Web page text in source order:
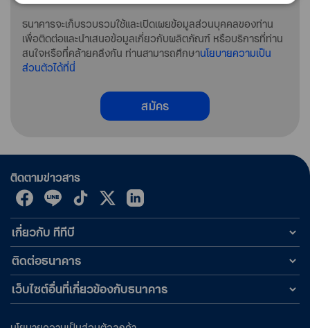
ธนาคารจะเก็บรวบรวมใช้และเปิดเผยข้อมูลส่วนบุคคลของท่าน
เพื่อติดต่อและนำเสนอข้อมูลเกี่ยวกับผลิตภัณฑ์ หรือบริการที่ท่าน
สนใจหรือที่คล้ายคลึงกัน ท่านสามารถศึกษานโยบายความเป็น
ส่วนตัวได้ที่นี่
สมัคร
ติดตามข่าวสาร
เกี่ยวกับ ทีทีบี
ติดต่อธนาคาร
เว็บไซต์อื่นที่เกี่ยวข้องกับธนาคาร